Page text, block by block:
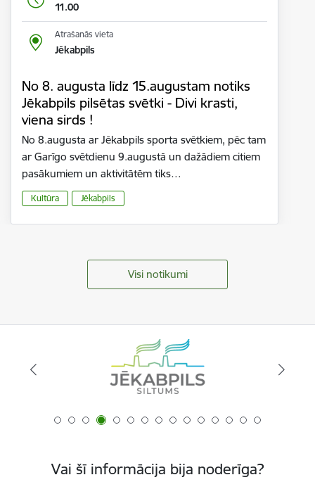
11.00
Atrašanās vieta
Jēkabpils
No 8. augusta līdz 15.augustam notiks
Jēkabpils pilsētas svētki - Divi krasti,
viena sirds !
No 8.augusta ar Jēkabpils sporta svētkiem, pēc tam
ar Garīgo svētdienu 9.augustā un dažādiem citiem
pasākumiem un aktivitātēm tiks…
Kultūra Jēkabpils
Visi notikumi
Vai šī informācija bija noderīga?